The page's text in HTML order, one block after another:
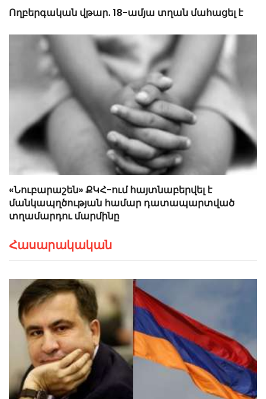
Ողբերգական վթար. 18-ամյա տղան մահացել է
«Նուբարաշեն» ՔԿՀ-ում հայտնաբերվել է
մանկապղծության համար դատապարտված
տղամարդու մարմինը
Հասարակական